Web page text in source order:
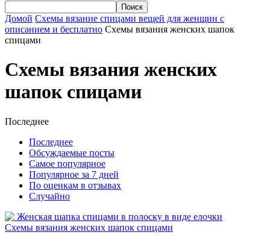
Домой Схемы вязание спицами вещей для женщин с
описанием и бесплатно Схемы вязания женских шапок
спицами
Схемы вязания женских
шапок спицами
Последнее
Последнее
Обсуждаемые посты
Самое популярное
Популярное за 7 дней
По оценкам в отзывах
Случайно
Схемы вязания женских шапок спицами